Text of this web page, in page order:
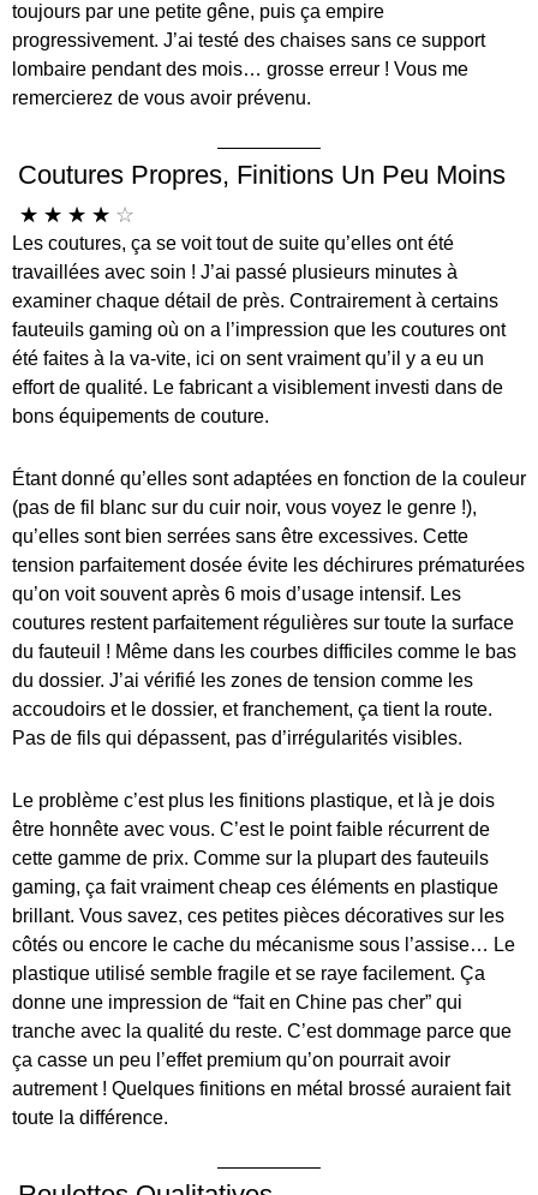
toujours par une petite gêne, puis ça empire
progressivement. J’ai testé des chaises sans ce support
lombaire pendant des mois… grosse erreur ! Vous me
remercierez de vous avoir prévenu.
Coutures Propres, Finitions Un Peu Moins
☆ ☆ ☆ ☆ ☆
Les coutures, ça se voit tout de suite qu’elles ont été
travaillées avec soin ! J’ai passé plusieurs minutes à
examiner chaque détail de près. Contrairement à certains
fauteuils gaming où on a l’impression que les coutures ont
été faites à la va-vite, ici on sent vraiment qu’il y a eu un
effort de qualité. Le fabricant a visiblement investi dans de
bons équipements de couture.
Étant donné qu’elles sont adaptées en fonction de la couleur
(pas de fil blanc sur du cuir noir, vous voyez le genre !),
qu’elles sont bien serrées sans être excessives. Cette
tension parfaitement dosée évite les déchirures prématurées
qu’on voit souvent après 6 mois d’usage intensif. Les
coutures restent parfaitement régulières sur toute la surface
du fauteuil ! Même dans les courbes difficiles comme le bas
du dossier. J’ai vérifié les zones de tension comme les
accoudoirs et le dossier, et franchement, ça tient la route.
Pas de fils qui dépassent, pas d’irrégularités visibles.
Le problème c’est plus les finitions plastique, et là je dois
être honnête avec vous. C’est le point faible récurrent de
cette gamme de prix. Comme sur la plupart des fauteuils
gaming, ça fait vraiment cheap ces éléments en plastique
brillant. Vous savez, ces petites pièces décoratives sur les
côtés ou encore le cache du mécanisme sous l’assise… Le
plastique utilisé semble fragile et se raye facilement. Ça
donne une impression de “fait en Chine pas cher” qui
tranche avec la qualité du reste. C’est dommage parce que
ça casse un peu l’effet premium qu’on pourrait avoir
autrement ! Quelques finitions en métal brossé auraient fait
toute la différence.